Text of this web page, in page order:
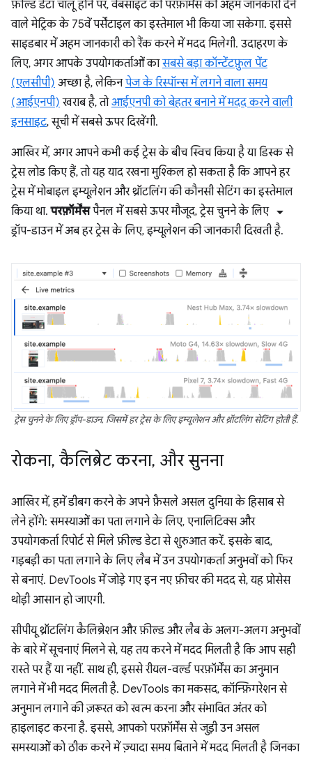
फ़ील्ड डेटा चालू होने पर, वेबसाइट की परफ़ॉर्मेंस की अहम जानकारी देने
वाले मेट्रिक के 75वें पर्सेंटाइल का इस्तेमाल भी किया जा सकेगा. इससे
साइडबार में अहम जानकारी को रैंक करने में मदद मिलेगी. उदाहरण के
लिए, अगर आपके उपयोगकर्ताओं कासबसे बड़ा कॉन्टेंटफ़ुल पेंट
(एलसीपी) अच्छा है, लेकिनपेज के रिस्पॉन्स में लगने वाला समय
(आईएनपी) खराब है, तोआईएनपी को बेहतर बनाने में मदद करने वाली
इनसाइट, सूची में सबसे ऊपर दिखेंगी.
आखिर में, अगर आपने कभी कई ट्रेस के बीच स्विच किया है या डिस्क से
ट्रेस लोड किए हैं, तो यह याद रखना मुश्किल हो सकता है कि आपने हर
ट्रेस में मोबाइल इम्यूलेशन और थ्रॉटलिंग की कौनसी सेटिंग का इस्तेमाल
किया था.परफ़ॉर्मेंसपैनल में सबसे ऊपर मौजूद, ट्रेस चुनने के लिए arrow_drop_down
ड्रॉप-डाउन में अब हर ट्रेस के लिए, इम्यूलेशन की जानकारी दिखती है.
ट्रेस चुनने के लिए ड्रॉप-डाउन, जिसमें हर ट्रेस के लिए इम्यूलेशन और थ्रॉटलिंग सेटिंग होती हैं.
रोकना, कैलिब्रेट करना, और सुनना
आखिर में, हमें डीबग करने के अपने फ़ैसले असल दुनिया के हिसाब से
लेने होंगे: समस्याओं का पता लगाने के लिए, एनालिटिक्स और
उपयोगकर्ता रिपोर्ट से मिले फ़ील्ड डेटा से शुरुआत करें. इसके बाद,
गड़बड़ी का पता लगाने के लिए लैब में उन उपयोगकर्ता अनुभवों को फिर
से बनाएं. DevTools में जोड़े गए इन नए फ़ीचर की मदद से, यह प्रोसेस
थोड़ी आसान हो जाएगी.
सीपीयू थ्रॉटलिंग कैलिब्रेशन और फ़ील्ड और लैब के अलग-अलग अनुभवों
के बारे में सूचनाएं मिलने से, यह तय करने में मदद मिलती है कि आप सही
रास्ते पर हैं या नहीं. साथ ही, इससे रीयल-वर्ल्ड परफ़ॉर्मेंस का अनुमान
लगाने में भी मदद मिलती है. DevTools का मकसद, कॉन्फ़िगरेशन से
अनुमान लगाने की ज़रूरत को खत्म करना और संभावित अंतर को
हाइलाइट करना है. इससे, आपको परफ़ॉर्मेंस से जुड़ी उन असल
समस्याओं को ठीक करने में ज़्यादा समय बिताने में मदद मिलती है जिनका